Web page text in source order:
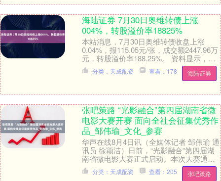
海陆证券 7月30日奥维转债上涨
004%，转股溢价率18825%
本站消息，7月30日奥维转债收盘上涨
0.04%，报115.05元/张，成交额2447.96万
元，转股溢价率188.25%。 资料显示，奥
维转债信用级别为“AA-....
海陆证券
分类：天成配资 查看：178
张吧策路 “光影融合”第四届湖南省微
电影大赛开赛 面向全社会征集优秀作
品_邹伟瑜_文化_参赛
华声在线8月4日讯（全媒体记者 邹伟瑜 通
讯员 徐颖洁）日前，“光影融合”第四届湖
南省微电影大赛正式启动。本次大赛通过
微电影艺术展现湖南在文化和科技融合、
文化和....
张吧策路
分类：天成配资 查看：205